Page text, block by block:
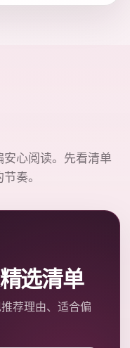
心阅读。先看清单
奏。
选清单
荐理由、适合偏